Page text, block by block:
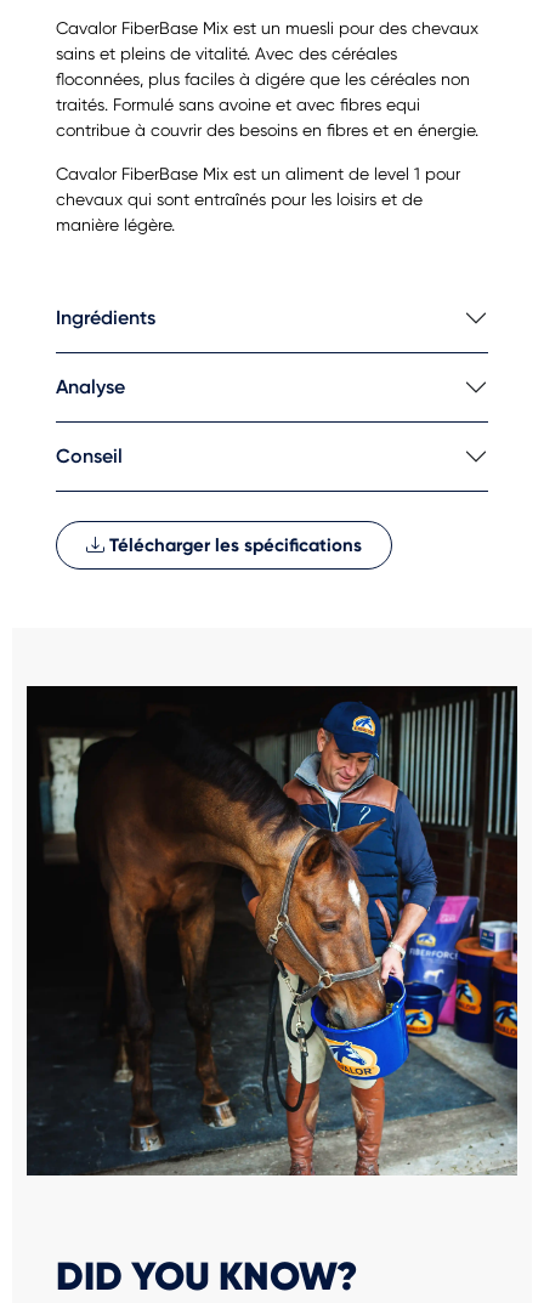
Cavalor FiberBase Mix est un muesli pour des chevaux
sains et pleins de vitalité. Avec des céréales
floconnées, plus faciles à digére que les céréales non
traités. Formulé sans avoine et avec fibres equi
contribue à couvrir des besoins en fibres et en énergie.
Cavalor FiberBase Mix est un aliment de level 1 pour
chevaux qui sont entraînés pour les loisirs et de
manière légère.
Ingrédients
Analyse
Conseil
Télécharger les spécifications
DID YOU KNOW?